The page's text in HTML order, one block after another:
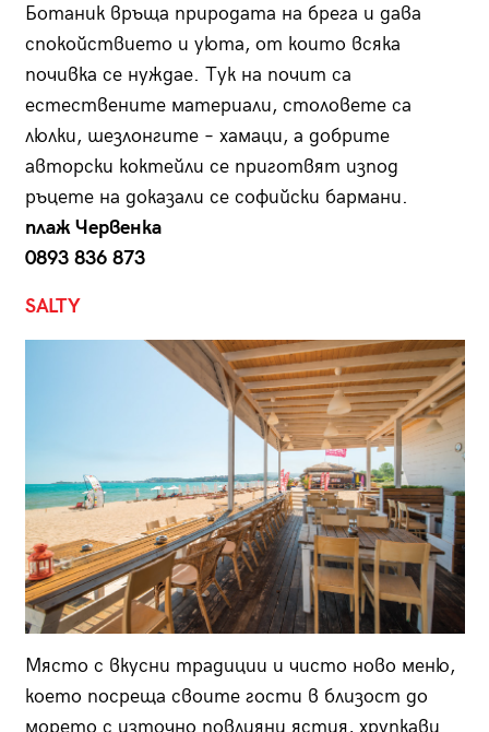
Ботаник връща природата на брега и дава
спокойствие­то и уюта, от които всяка
почивка се нуждае. Тук на почит са
естествените материали, столовете са
люлки, шезлонгите – хамаци, а добрите
авторски коктейли се приготвят изпод
ръцете на доказали се софийски бармани.
плаж Червенка
0893 836 873
SALTY
Място с вкусни традиции и чисто ново меню,
което посреща своите гости в близост до